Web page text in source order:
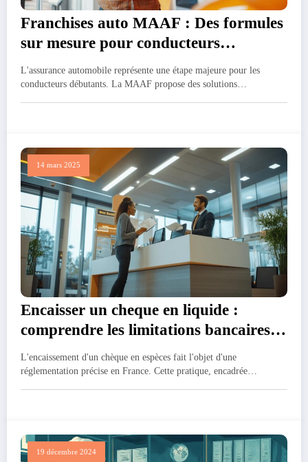
Franchises auto MAAF : Des formules
sur mesure pour conducteurs
debutants
L'assurance automobile représente une étape majeure pour les
conducteurs débutants. La MAAF propose des solutions…
14 mars 2025
Encaisser un cheque en liquide :
comprendre les limitations bancaires
en 2024
L'encaissement d'un chèque en espèces fait l'objet d'une
réglementation précise en France. Cette pratique, encadrée…
19 décembre 2024